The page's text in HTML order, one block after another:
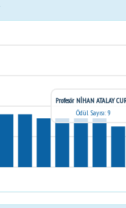
Profesör NİHAN ATALAY
Ödül Sayısı: 9